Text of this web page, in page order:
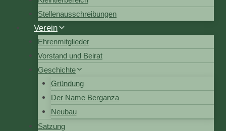
Stellenausschreibungen
Verein
Ehrenmitglieder
Vorstand und Beirat
Geschichte
Gründung
Der Name Berganza
Neubau
Satzung